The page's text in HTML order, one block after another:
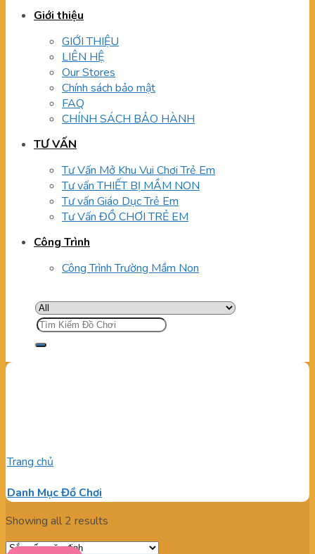
Giới thiệu
GIỚI THIỆU
LIÊN HỆ
Our Stores
Chính sách bảo mật
FAQ
CHÍNH SÁCH BẢO HÀNH
TƯ VẤN
Tư Vấn Mở Khu Vui Chơi Trẻ Em
Tư vấn THIẾT BỊ MẦM NON
Tư vấn Giáo Dục Trẻ Em
Tư Vấn ĐỒ CHƠI TRẺ EM
Công Trình
Công Trình Trường Mầm Non
Tìm
kiếm:
Trang chủ
Danh Mục Đồ Chơi
Showing all 2 results